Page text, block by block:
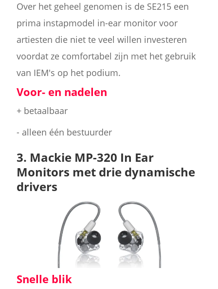
Over het geheel genomen is de SE215 een
prima instapmodel in-ear monitor voor
artiesten die niet te veel willen investeren
voordat ze comfortabel zijn met het gebruik
van IEM's op het podium.
Voor- en nadelen
+ betaalbaar
- alleen één bestuurder
3. Mackie MP-320 In Ear
Monitors met drie dynamische
drivers
Snelle blik